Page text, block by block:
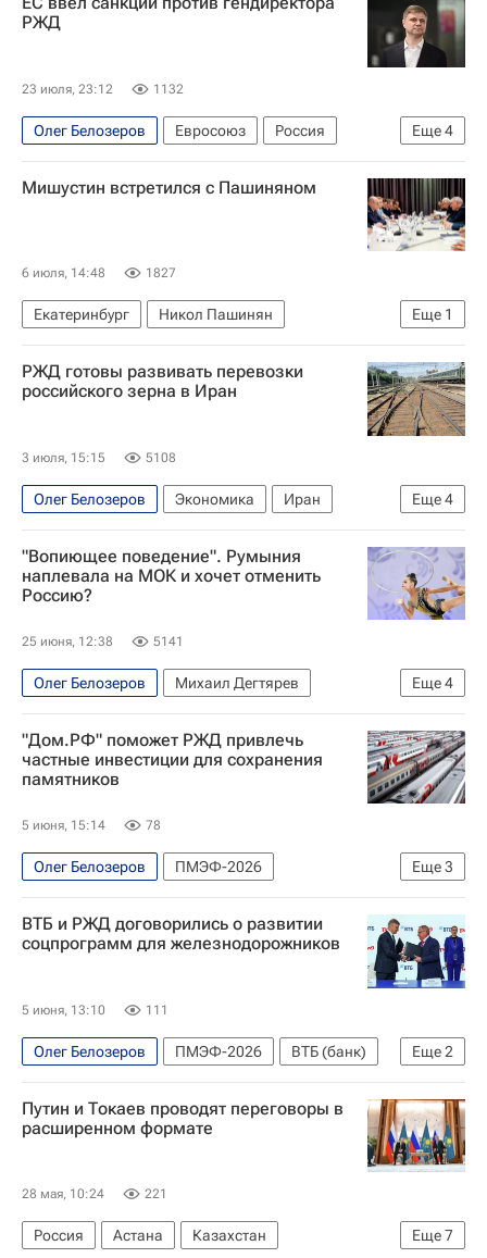
РЖД
23 июля, 23:12 1132
Еще4
Олег Белозеров Евросоюз
Россия
Санкции в отношении России
РЖД
В мире
Москва
Мишустин встретился с Пашиняном
6 июля, 14:48 1827
Еще 1
Екатеринбург
Никол Пашинян
Михаил Мишустин
РЖД готовы развивать перевозки
российского зерна в Иран
3 июля, 15:15 5108
Еще4
Олег Белозеров Экономика
Иран
Россия
Азербайджан
РЖД
Азербайджанские железные дороги
"Вопиющее поведение". Румыния
наплевала на МОК и хочет отменить
Россию?
25 июня, 12:38 5141
Еще4
Олег Белозеров
Михаил Дегтярев
Валентина Родионенко
Международный олимпийский комитет (МОК)
Госдума РФ
Чемпионат Европы по фехтованию
"Дом.РФ" поможет РЖД привлечь
частные инвестиции для сохранения
памятников
5 июня, 15:14 78
Еще3
Олег Белозеров
ПМЭФ-2026
Виталий Мутко
РЖД "Дом.РФ"
ВТБ и РЖД договорились о развитии
соцпрограмм для железнодорожников
5 июня, 13:10 111
Еще2
Олег Белозеров ПМЭФ-2026
ВТБ (банк)
РЖД
Андрей Костин (банкир)
Путин и Токаев проводят переговоры в
расширенном формате
28 мая, 10:24 221
Еще7
Россия Астана
Казахстан